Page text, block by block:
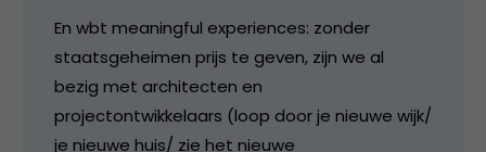
En wbt meaningful experiences: zonder
staatsgeheimen prijs te geven, zijn we al
bezig met architecten en
projectontwikkelaars (loop door je nieuwe wijk/
je nieuwe huis/ zie het nieuwe